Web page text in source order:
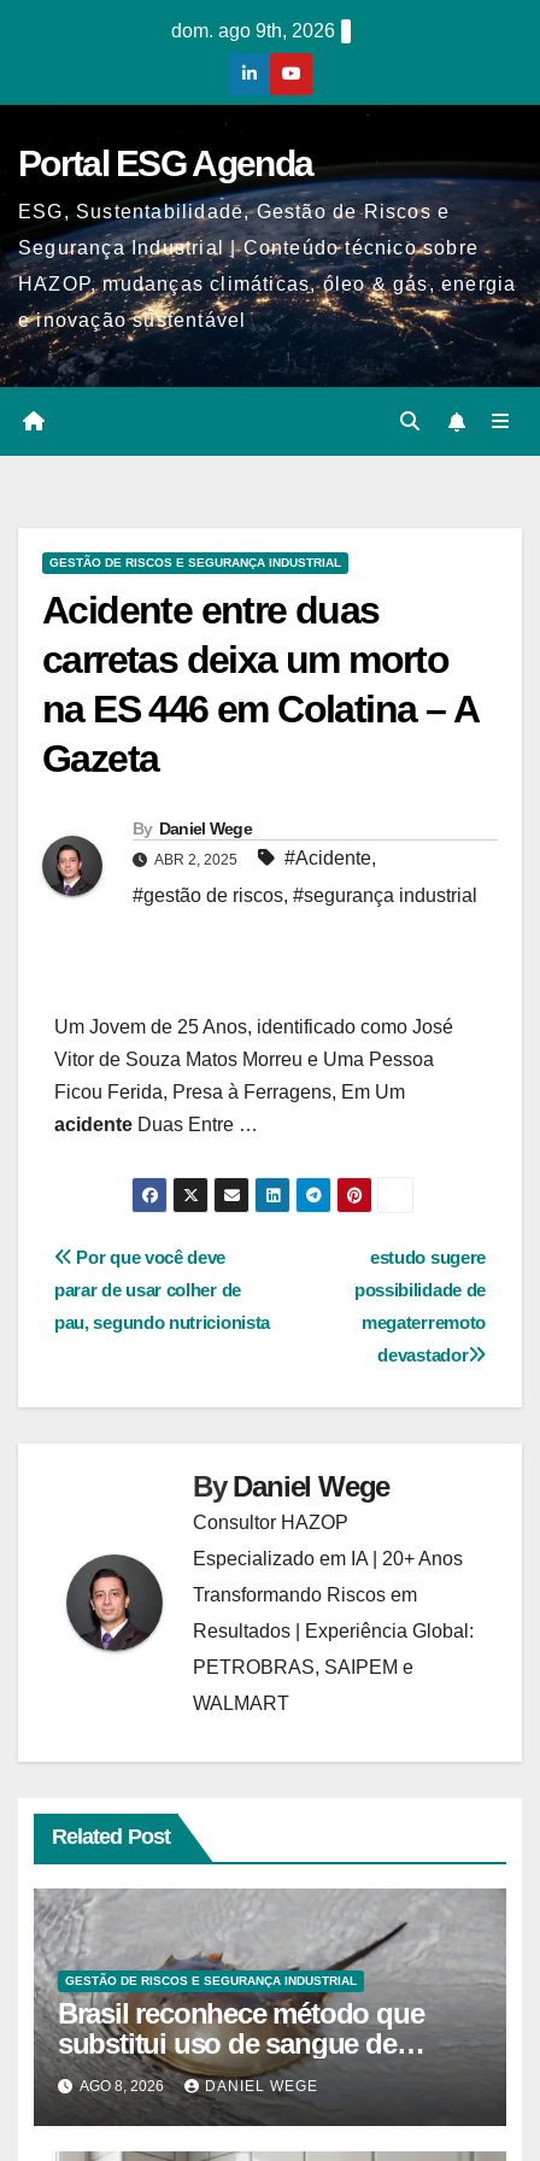
dom. ago 9th, 2026
Portal ESG Agenda
ESG, Sustentabilidade, Gestão de Riscos e
Segurança Industrial | Conteúdo técnico sobre
HAZOP, mudanças climáticas, óleo & gás, energia
e inovação sustentável
GESTÃO DE RISCOS E SEGURANÇA INDUSTRIAL
Acidente entre duas
carretas deixa um morto
na ES 446 em Colatina – A
Gazeta
By Daniel Wege
ABR 2, 2025 #Acidente,
#gestão de riscos, #segurança industrial
Um Jovem de 25 Anos, identificado como José
Vitor de Souza Matos Morreu e Uma Pessoa
Ficou Ferida, Presa à Ferragens, Em Um
acidente Duas Entre …
Navegação
de
estudo sugere
possibilidade de
megaterremoto
devastador
Por que você deve
parar de usar colher de
pau, segundo nutricionista
ByDaniel Wege
Consultor HAZOP
Especializado em IA | 20+ Anos
Transformando Riscos em
Resultados | Experiência Global:
PETROBRAS, SAIPEM e
WALMART
Related Post
GESTÃO DE RISCOS E SEGURANÇA INDUSTRIAL
Brasil reconhece método que
substitui uso de sangue de
caranguejo-ferradura em testes
farmacêuticos
AGO 8, 2026 DANIEL WEGE